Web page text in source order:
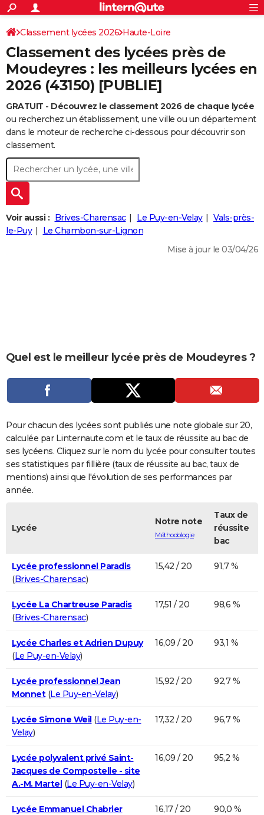
ACTUALITÉS
Politique
Société
Faits Divers
Education
Monde
Villes
+
SPORT
Coupe du monde 2026
Football
Tennis
Cyclisme
Rugby
Forum
Programme TV
TNT
Streaming
Cinéma
Sorties cinéma
Musique
+
FINANCE
Retraite
Impôts
Epargne
Immobilier
Risques naturels par ville
Banque
Assurance
Crédit
AUTO
Essais
Réserver un essai
Citadines
Berlines
SUV
Forum auto
+
HIGH-TECH
BRICOLAGE
Forum
Aménagement intérieur
Extérieur
Cuisine
Salle de bains
Jardinage
Rangement
+WEEK-END
Guides de France
Escapades
Patrimoine
Expositions
Musées
Week-end nature
+
LIFESTYLE
Art de vivre
Bien-être
Loisirs
Mode
Modes de vie
+SANTE
Dictionnaire
Biographies
Expressions
Proverbes
PROGRAMME TV
COPAINS D'AVANT
S'inscrire
Se connecter
Lycées
Collèges
Primaires
Universités
Entreprises
Service militaire
Avis de recherche
AVIS DE DÉCÈS
FORUM
Bricolage
Lifestyle
Culture
Sport
Auto
Television
Voyage
Cinema
S'inscrire
Connexion
Classement lycées 2026 Haute-Loire
Classement des lycées près de
Moudeyres : les meilleurs lycées en
2026 (43150) [PUBLIE]
GRATUIT - Découvrez le classement 2026 de chaque lycée
ou recherchez un établissement, une ville ou un département
dans le moteur de recherche ci-dessous pour découvrir son
classement.
Voir aussi : Brives-Charensac Le Puy-en-Velay
Vals-près-
le-Puy
Le Chambon-sur-Lignon
Mise à jour le 03/04/26
Quel est le meilleur lycée près de Moudeyres ?
Pour chacun des lycées sont publiés une note globale sur 20,
calculée par Linternaute.com et le taux de réussite au bac de
ses lycéens. Cliquez sur le nom du lycée pour consulter toutes
ses statistiques par fillière (taux de réussite au bac, taux de
mentions) ainsi que l'évolution de ses performances par
année.
Lycée
Notre note
Méthodologie
Taux de
réussite
bac
Lycée professionnel Paradis
(Brives-Charensac)
15,42 / 20 91,7 %
Lycée La Chartreuse Paradis
(Brives-Charensac)
17,51 / 20 98,6 %
Lycée Charles et Adrien Dupuy
(Le Puy-en-Velay)
16,09 / 20 93,1 %
Lycée professionnel Jean
Monnet(Le Puy-en-Velay)
15,92 / 20 92,7 %
Lycée Simone Weil(Le Puy-en-
Velay)
17,32 / 20 96,7 %
Lycée polyvalent privé Saint-
Jacques de Compostelle - site
A.-M. Martel(Le Puy-en-Velay)
16,09 / 20 95,2 %
Lycée Emmanuel Chabrier
16,17 / 20 90,0 %